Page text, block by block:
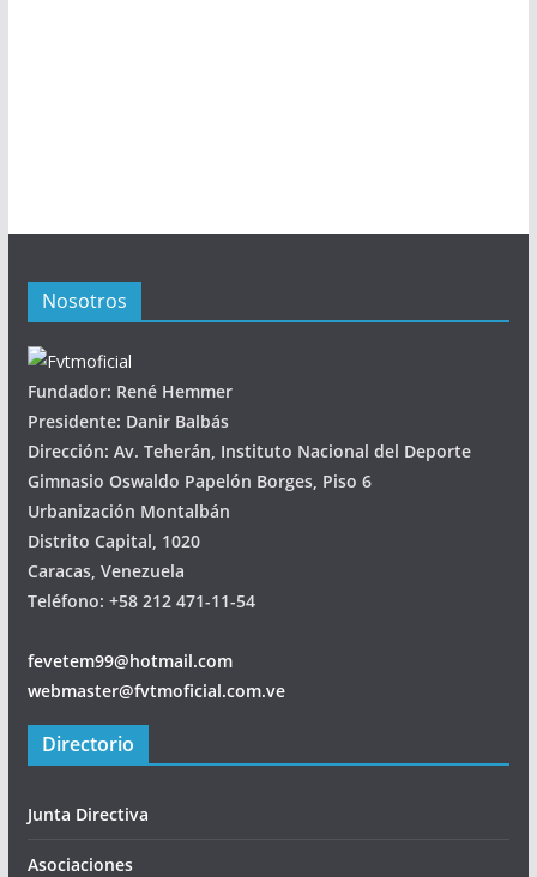
Nosotros
Fundador: René Hemmer
Presidente: Danir Balbás
Dirección: Av. Teherán, Instituto Nacional del Deporte
Gimnasio Oswaldo Papelón Borges, Piso 6
Urbanización Montalbán
Distrito Capital, 1020
Caracas, Venezuela
Teléfono: +58 212 471-11-54
fevetem99@hotmail.com
webmaster@fvtmoficial.com.ve
Directorio
Junta Directiva
Asociaciones